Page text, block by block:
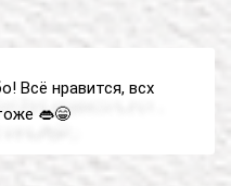
Всё нравится, всх
👄😁